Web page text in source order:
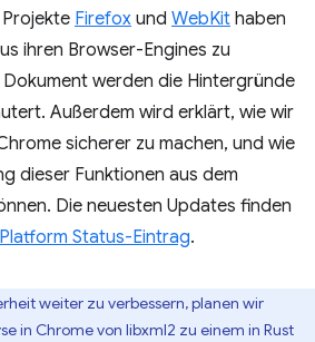
Firefox und WebKit haben
ihren Browser-Engines zu
werden die Hintergründe
Außerdem wird erklärt, wie wir
sicherer zu machen, und wie
dieser Funktionen aus dem
Die neuesten Updates finden
Status-Eintrag.
weiter zu verbessern, planen wir
in Chrome von libxml2 zu einem in Rust